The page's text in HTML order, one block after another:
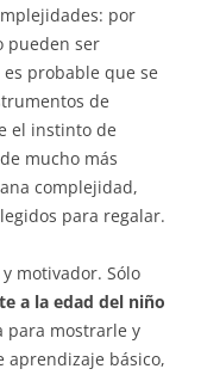
por
pueden ser
probable que se
de
el instinto de
mucho más
complejidad,
para regalar.
motivador. Sólo
a la edad del niño
para mostrarle y
aprendizaje básico,